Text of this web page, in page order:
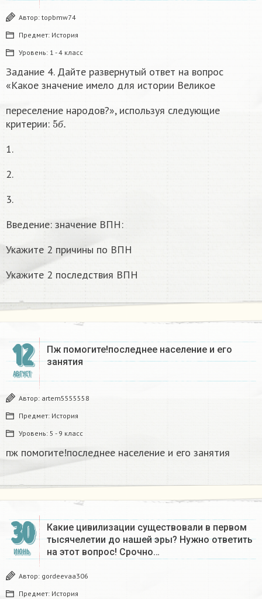
Автор: topbmw74
Предмет: История
Уровень: 1 - 4 класс
Задание 4. Дайте развернутый ответ на вопрос
«Какое значение имело для истории Великое
переселение народов?», используя следующие
критерии:
б
5б
1.
2.
3.
Введение: значение ВПН:
Укажите 2 причины по ВПН
Укажите 2 последствия ВПН
12
АВГУСТ
Пж помогите!последнее население и его
занятия​
Автор: artem5555558
Предмет: История
Уровень: 5 - 9 класс
пж помогите!последнее население и его занятия​
30
ИЮНЬ
Какие цивилизации существовали в первом
тысячелетии до нашей эры? Нужно ответить
на этот вопрос! Срочно…
Автор: gordeevaa306
Предмет: История